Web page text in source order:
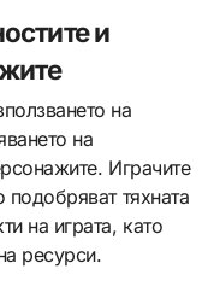
и
на
на
Играчите
подобряват тяхната
на играта, като
ресурси.